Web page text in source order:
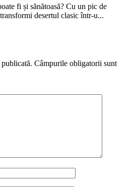
fi și sănătoasă? Cu un pic de
desertul clasic într-u...
Câmpurile obligatorii sunt